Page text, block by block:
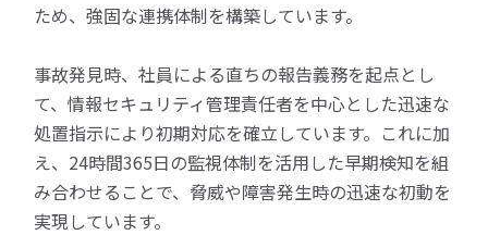
ため、強固な連携体制を構築しています。
事故発見時、社員による直ちの報告義務を起点とし
て、情報セキュリティ管理責任者を中心とした迅速な
処置指示により初期対応を確立しています。これに加
え、24時間365日の監視体制を活用した早期検知を組
み合わせることで、脅威や障害発生時の迅速な初動を
実現しています。